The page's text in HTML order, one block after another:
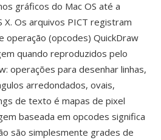
gráficos do Mac OS até a
X. Os arquivos PICT registram
operação (opcodes) QuickDraw
quando reproduzidos pelo
operações para desenhar linhas,
arredondados, ovais,
de texto é mapas de pixel
baseada em opcodes significa
são simplesmente grades de